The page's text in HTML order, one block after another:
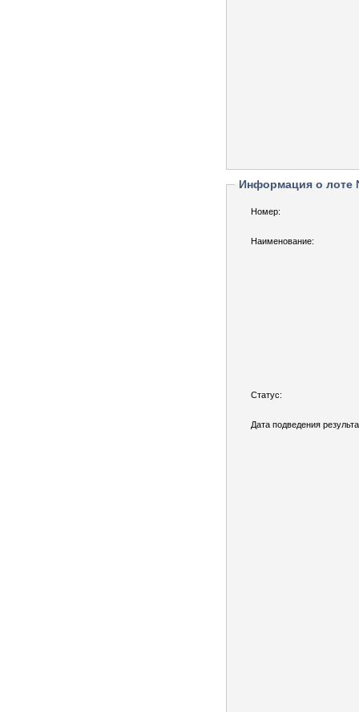
Информация о лоте
Номер:
Наименование:
Статус:
Дата подведения